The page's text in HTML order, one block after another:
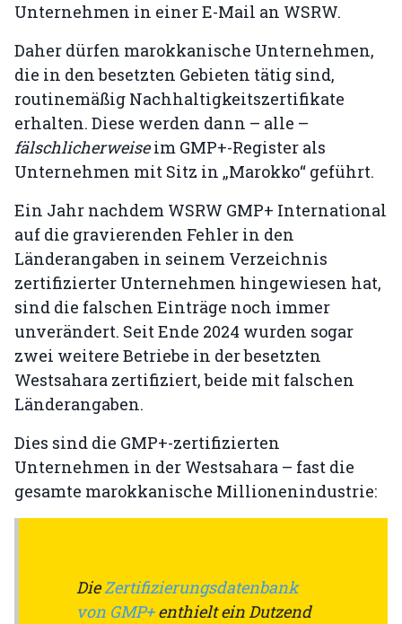
Unternehmen in einer E-Mail an WSRW.
Daher dürfen marokkanische Unternehmen,
die in den besetzten Gebieten tätig sind,
routinemäßig Nachhaltigkeitszertifikate
erhalten. Diese werden dann – alle –
fälschlicherweiseim GMP+-Register als
Unternehmen mit Sitz in „Marokko“ geführt.
Ein Jahr nachdem WSRW GMP+ International
auf die gravierenden Fehler in den
Länderangaben in seinem Verzeichnis
zertifizierter Unternehmen hingewiesen hat,
sind die falschen Einträge noch immer
unverändert. Seit Ende 2024 wurden sogar
zwei weitere Betriebe in der besetzten
Westsahara zertifiziert, beide mit falschen
Länderangaben.
Dies sind die GMP+-zertifizierten
Unternehmen in der Westsahara – fast die
gesamte marokkanische Millionenindustrie:
DieZertifizierungsdatenbank
von GMP+enthielt ein Dutzend